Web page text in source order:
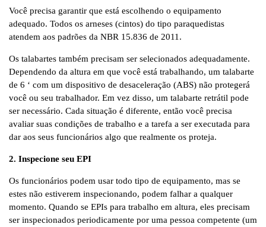
Você precisa garantir que está escolhendo o equipamento
adequado. Todos os arneses (cintos) do tipo paraquedistas
atendem aos padrões da NBR 15.836 de 2011.
Os talabartes também precisam ser selecionados adequadamente.
Dependendo da altura em que você está trabalhando, um talabarte
de 6 ‘ com um dispositivo de desaceleração (ABS) não protegerá
você ou seu trabalhador. Em vez disso, um talabarte retrátil pode
ser necessário. Cada situação é diferente, então você precisa
avaliar suas condições de trabalho e a tarefa a ser executada para
dar aos seus funcionários algo que realmente os proteja.
2. Inspecione seu EPI
Os funcionários podem usar todo tipo de equipamento, mas se
estes não estiverem inspecionando, podem falhar a qualquer
momento. Quando se EPIs para trabalho em altura, eles precisam
ser inspecionados periodicamente por uma pessoa competente (um